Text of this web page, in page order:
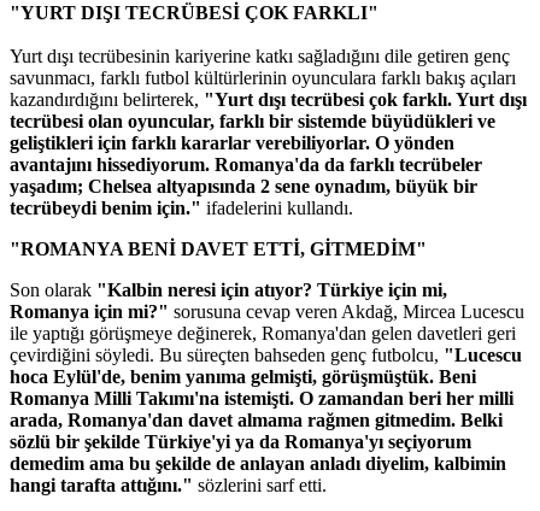
"YURT DIŞI TECRÜBESİ ÇOK FARKLI"
Yurt dışı tecrübesinin kariyerine katkı sağladığını dile getiren genç
savunmacı, farklı futbol kültürlerinin oyunculara farklı bakış açıları
kazandırdığını belirterek, "Yurt dışı tecrübesi çok farklı. Yurt dışı
tecrübesi olan oyuncular, farklı bir sistemde büyüdükleri ve
geliştikleri için farklı kararlar verebiliyorlar. O yönden
avantajını hissediyorum. Romanya'da da farklı tecrübeler
yaşadım; Chelsea altyapısında 2 sene oynadım, büyük bir
tecrübeydi benim için." ifadelerini kullandı.
"ROMANYA BENİ DAVET ETTİ, GİTMEDİM"
Son olarak "Kalbin neresi için atıyor? Türkiye için mi,
Romanya için mi?" sorusuna cevap veren Akdağ, Mircea Lucescu
ile yaptığı görüşmeye değinerek, Romanya'dan gelen davetleri geri
çevirdiğini söyledi. Bu süreçten bahseden genç futbolcu, "Lucescu
hoca Eylül'de, benim yanıma gelmişti, görüşmüştük. Beni
Romanya Milli Takımı'na istemişti. O zamandan beri her milli
arada, Romanya'dan davet almama rağmen gitmedim. Belki
sözlü bir şekilde Türkiye'yi ya da Romanya'yı seçiyorum
demedim ama bu şekilde de anlayan anladı diyelim, kalbimin
hangi tarafta attığını." sözlerini sarf etti.